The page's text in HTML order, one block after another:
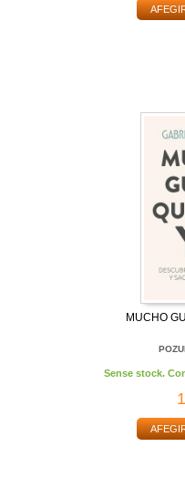
MUCHO
Sense stock.